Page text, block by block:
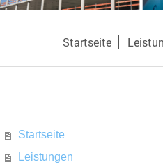
Startseite
Startseite
Leistungen